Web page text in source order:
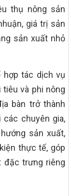
thụ nông sản
giá trị sản
sản xuất nhỏ
hợp tác dịch vụ
và phi nông
bàn trở thành
chuyên gia,
sản xuất,
thực tế, góp
đặc trưng riêng